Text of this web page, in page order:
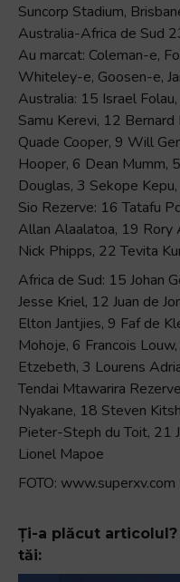
Suncorp Stadium,
Australia-Africa de Sud
Au marcat: Coleman-e,
Whiteley-e, Goosen-e,
Australia: 15 Israel
Samu Kerevi, 12
Quade Cooper, 9 Will
Hooper, 6 Dean Mumm,
Douglas, 3 Sekope
Sio Rezerve: 16 Tatafu
Allan Alaalatoa, 19 Rory
Nick Phipps, 22 Tevita
Africa de Sud: 15 Johan
Jesse Kriel, 12 Juan de
Elton Jantjies, 9 Faf de
Mohoje, 6 Francois
Etzebeth, 3 Lourens
Tendai Mtawarira
Nyakane, 18 Steven
Pieter-Steph du Toit, 21
Lionel Mapoe
FOTO: www.superxv.com
Ți-a plăcut
tăi: